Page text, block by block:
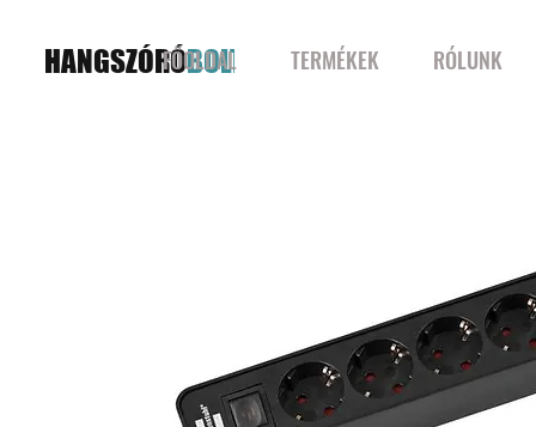
HANGSZÓRÓBOLT
FŐOLDAL TERMÉKEK RÓLUNK